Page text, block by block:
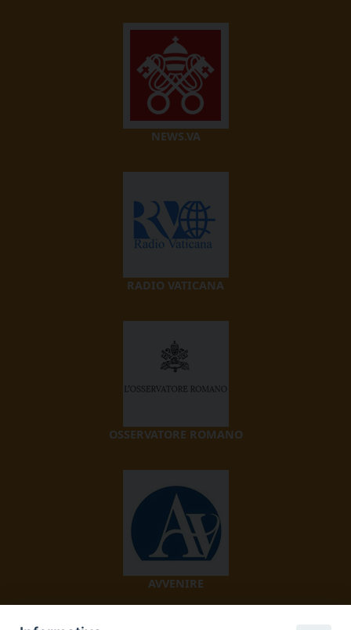
NEWS.VA
RADIO VATICANA
OSSERVATORE ROMANO
AVVENIRE